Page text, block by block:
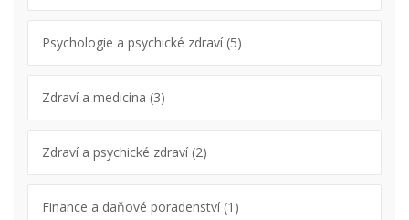
Psychologie a psychické zdraví(5)
Zdraví a medicína (3)
Zdraví a psychické zdraví(2)
Finance a daňové poradenství(1)